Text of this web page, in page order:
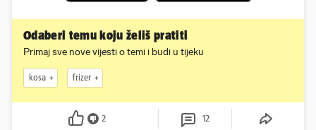
Odaberi temu koju želiš pratiti
Primaj sve nove vijesti o temi i budi u tijeku
kosa frizer
2 12